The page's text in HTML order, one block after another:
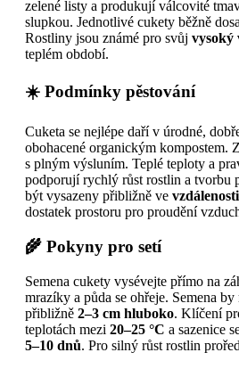
zelené listy a produkují válcovité
slupkou. Jednotlivé cukety běžně
Rostliny jsou známé pro svůj vysoký
teplém období.
☀️ Podmínky pěstování
Cuketa se nejlépe daří v úrodné,
obohacené organickým kompostem.
s plným výsluním. Teplé teploty a
podporují rychlý růst rostlin a tvorbu
být vysazeny přibližně ve
dostatek prostoru pro proudění
🌾 Pokyny pro setí
Semena cukety vysévejte přímo na
mrazíky a půda se ohřeje. Semena by
přibližně 2–3 cm hluboko. Klíčení
teplotách mezi 20–25 °C a sazenice
5–10 dnů. Pro silný růst rostlin